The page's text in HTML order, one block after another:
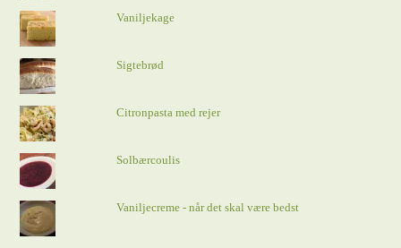
Vaniljekage
Sigtebrød
Citronpasta med rejer
Solbærcoulis
Vaniljecreme - når det skal være bedst